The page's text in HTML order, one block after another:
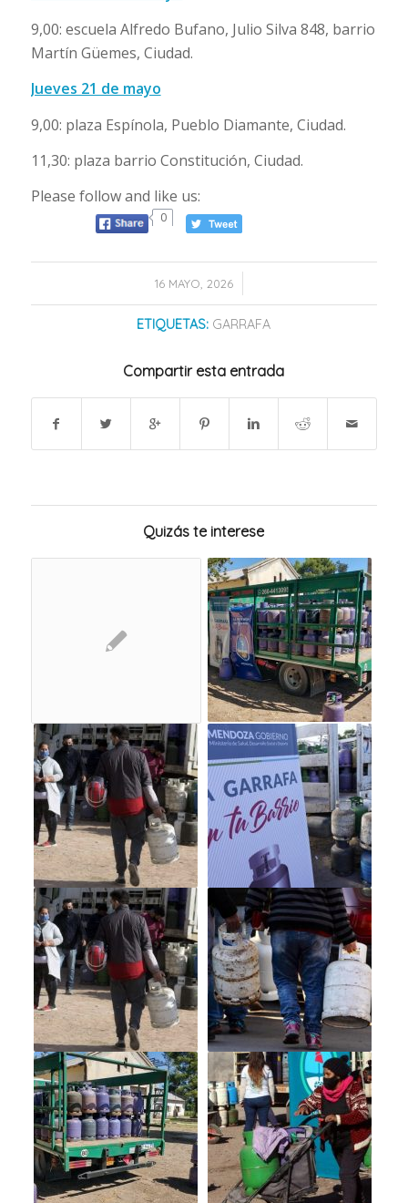
9,00: escuela Alfredo Bufano, Julio Silva 848, barrio
Martín Güemes, Ciudad.
Jueves 21 de mayo
9,00: plaza Espínola, Pueblo Diamante, Ciudad.
11,30: plaza barrio Constitución, Ciudad.
Please follow and like us:
0
16 MAYO, 2026
/
ETIQUETAS: GARRAFA
Compartir esta entrada
Quizás te interese